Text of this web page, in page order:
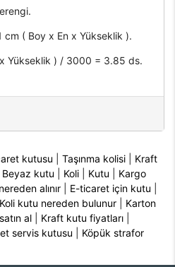
( Boy x En x Yükseklik ).
x Yükseklik ) / 3000 = 3.85 ds.
kutusu |Taşınma kolisi
Kraft
Beyaz kutu Koli Kutu
Kargo
alınır E-ticaret için kutu
Koli kutu nereden bulunur
Karton
al Kraft kutu fiyatları
servis kutusu
Köpük strafor